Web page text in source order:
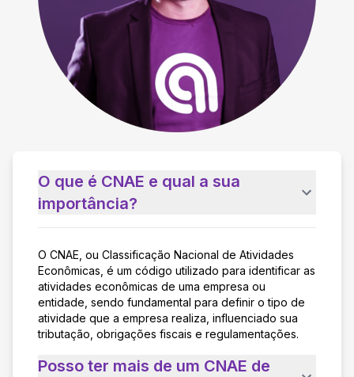
O que é CNAE e qual a sua
importância?
O CNAE, ou Classificação Nacional de Atividades
Econômicas, é um código utilizado para identificar as
atividades econômicas de uma empresa ou
entidade, sendo fundamental para definir o tipo de
atividade que a empresa realiza, influenciado sua
tributação, obrigações fiscais e regulamentações.
Posso ter mais de um CNAE de